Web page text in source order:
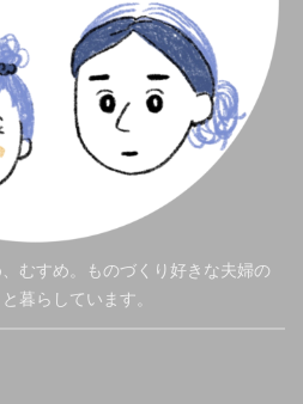
むすめ。ものづくり好きな夫婦の
暮らしています。